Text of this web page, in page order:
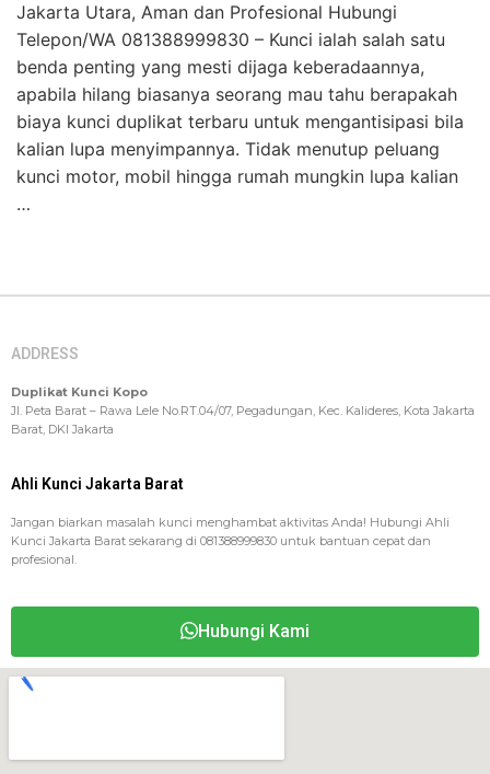
Jakarta Utara, Aman dan Profesional Hubungi
Telepon/WA 081388999830 – Kunci ialah salah satu
benda penting yang mesti dijaga keberadaannya,
apabila hilang biasanya seorang mau tahu berapakah
biaya kunci duplikat terbaru untuk mengantisipasi bila
kalian lupa menyimpannya. Tidak menutup peluang
kunci motor, mobil hingga rumah mungkin lupa kalian
…
ADDRESS
Duplikat Kunci Kopo
Jl. Peta Barat – Rawa Lele No.RT.04/07, Pegadungan, Kec. Kalideres, Kota Jakarta
Barat, DKI Jakarta
Ahli Kunci Jakarta Barat
Jangan biarkan masalah kunci menghambat aktivitas Anda! Hubungi Ahli
Kunci Jakarta Barat sekarang di 081388999830 untuk bantuan cepat dan
profesional.
Hubungi Kami